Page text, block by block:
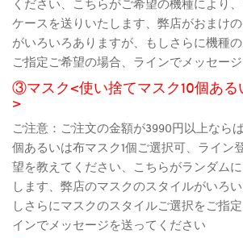
ケースを送りいたします、弊店がおまけ
がいろいろありますが、もしさらに機種
ご指定ご希望の場合、ラインでメッセー
③マスク<使い捨てマスク10個ある
>
ご注意：ご注文の金額が3990円以上なら
個あるいは布マスク1個ご選択可、ライン
望を教えてください、こちらがランダム
します、弊店のマスクのスタイルがいろ
しさらにマスクのスタイルご選択をご指
インでメッセージを送ってください